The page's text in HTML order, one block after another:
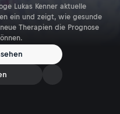
Lukas Kenner aktuelle
ein und zeigt, wie gesunde
Therapien die Prognose